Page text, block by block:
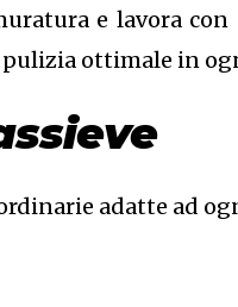
e lavora con
ottimale in
adatte ad